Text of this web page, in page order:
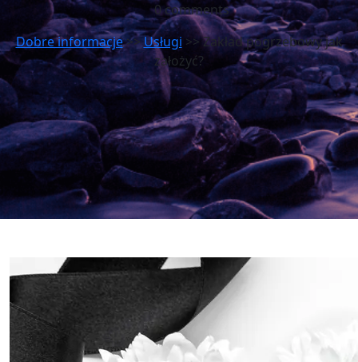
0 comments
Dobre informacje>>Usługi >> Zakład pogrzebowy jak
założyć?